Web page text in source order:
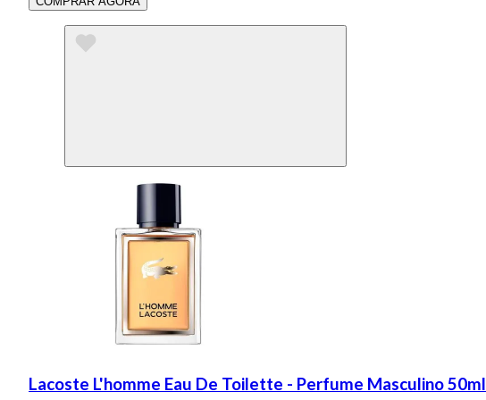
Lacoste L'homme Eau De Toilette - Perfume Masculino 50ml